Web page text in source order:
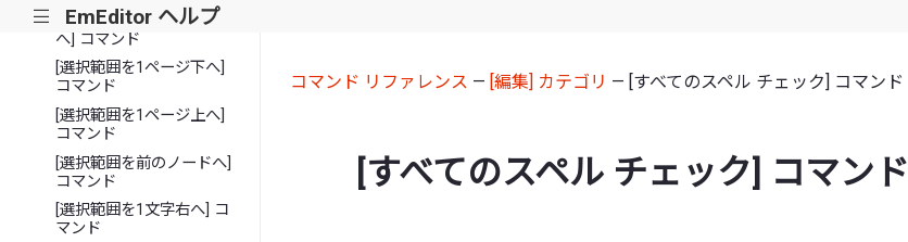
||| EmEditor ヘルプ
[選択範囲を対応するタグ
へ] コマンド
[選択範囲を1ページ下へ]
コマンド
[選択範囲を1ページ上へ]
コマンド
[選択範囲を前のノードへ]
コマンド
[選択範囲を1文字右へ] コ
マンド
コマンド リファレンス — [編集] カテゴリ — [すべてのスペル チェック] コマンド
[すべてのスペル チェック] コマンド